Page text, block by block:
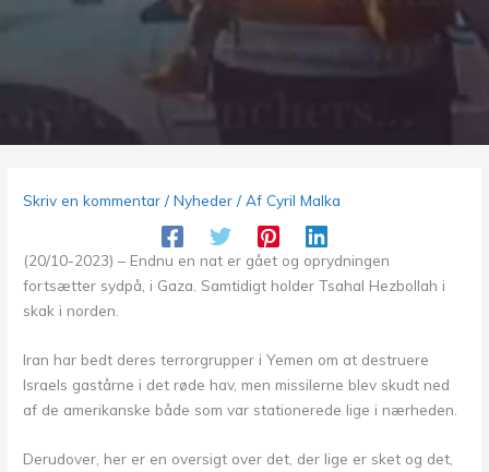
Skriv en kommentar /Nyheder / AfCyril Malka
(20/10-2023) – Endnu en nat er gået og oprydningen
fortsætter sydpå, i Gaza. Samtidigt holder Tsahal Hezbollah i
skak i norden.
Iran har bedt deres terrorgrupper i Yemen om at destruere
Israels gastårne i det røde hav, men missilerne blev skudt ned
af de amerikanske både som var stationerede lige i nærheden.
Derudover, her er en oversigt over det, der lige er sket og det,